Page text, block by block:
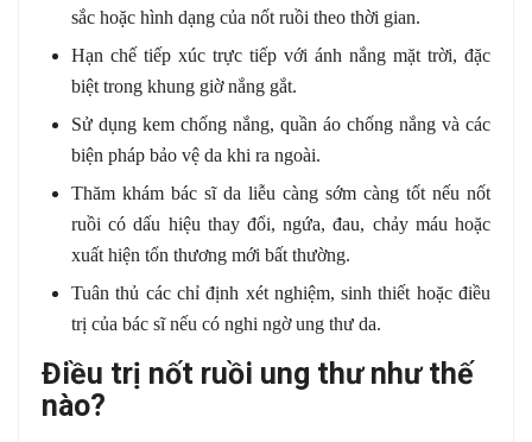
sắc hoặc hình dạng của nốt ruồi theo thời gian.
Hạn chế tiếp xúc trực tiếp với ánh nắng mặt trời, đặc
biệt trong khung giờ nắng gắt.
Sử dụng kem chống nắng, quần áo chống nắng và các
biện pháp bảo vệ da khi ra ngoài.
Thăm khám bác sĩ da liễu càng sớm càng tốt nếu nốt
ruồi có dấu hiệu thay đổi, ngứa, đau, chảy máu hoặc
xuất hiện tổn thương mới bất thường.
Tuân thủ các chỉ định xét nghiệm, sinh thiết hoặc điều
trị của bác sĩ nếu có nghi ngờ ung thư da.
Điều trị nốt ruồi ung thư như thế
nào?